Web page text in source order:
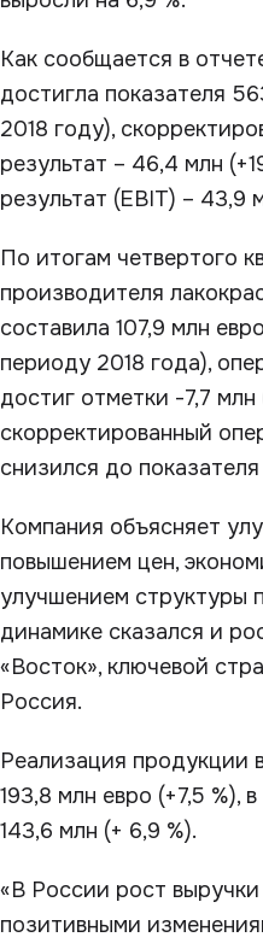
Как сообщается в
достигла показателя
2018 году),
результат – 46,4 млн
результат (EBIT) – 43,9
По итогам четвертого
производителя
составила 107,9 млн
периоду 2018 года),
достиг отметки -7,7 млн
скорректированный
снизился до
Компания объясняет
повышением цен,
улучшением структуры
динамике сказался и
«Восток», ключевой
Россия.
Реализация продукции
193,8 млн евро (+7,5 %),
143,6 млн (+ 6,9 %).
«В России рост
позитивными